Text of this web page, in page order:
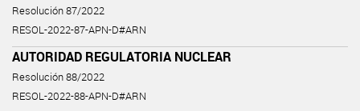
Resolución 87/2022
RESOL-2022-87-APN-D#ARN
AUTORIDAD REGULATORIA NUCLEAR
Resolución 88/2022
RESOL-2022-88-APN-D#ARN